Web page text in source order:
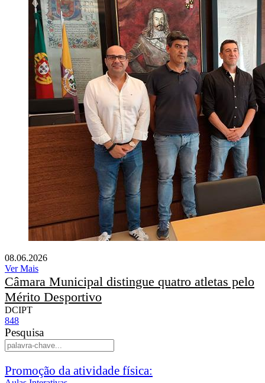
08.06.2026
Ver Mais
Câmara Municipal distingue quatro atletas pelo
Mérito Desportivo
DCIPT
848
Pesquisa
Promoção da atividade física: